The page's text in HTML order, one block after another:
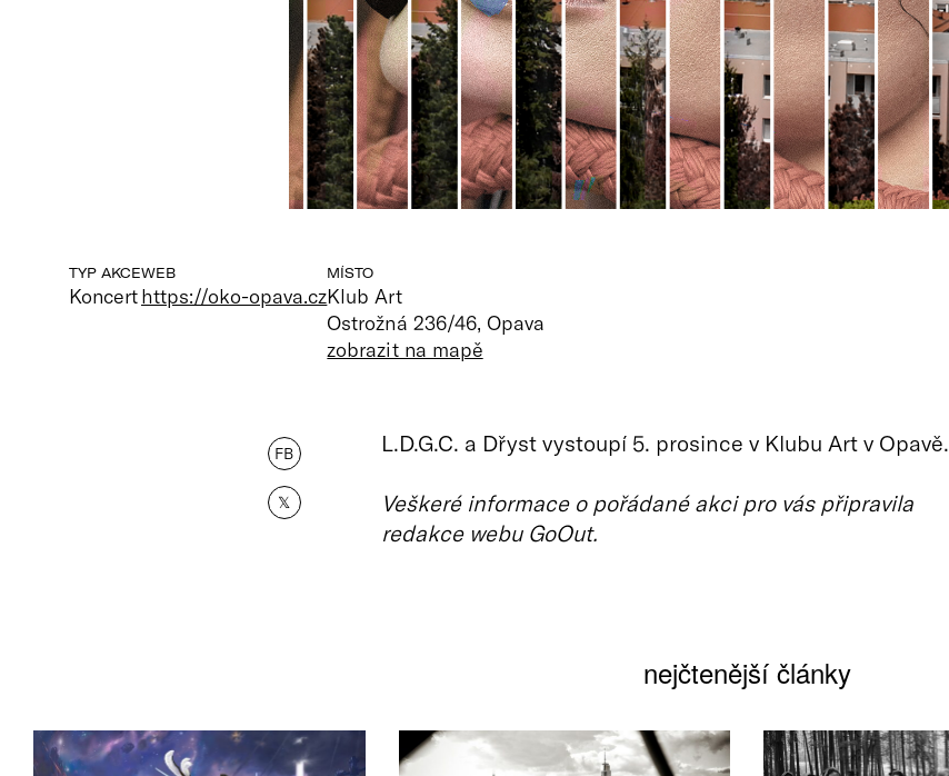
TYP AKCE
Koncert
WEB
https://oko-opava.cz
MÍSTO
Klub Art
Ostrožná 236/46, Opava
zobrazit na mapě
FB
𝕏
L.D.G.C. a Dřyst vystoupí 5. prosince v Klubu Art v Opavě.
Veškeré informace o pořádané akci pro vás připravila
redakce webu GoOut.
nejčtenější články